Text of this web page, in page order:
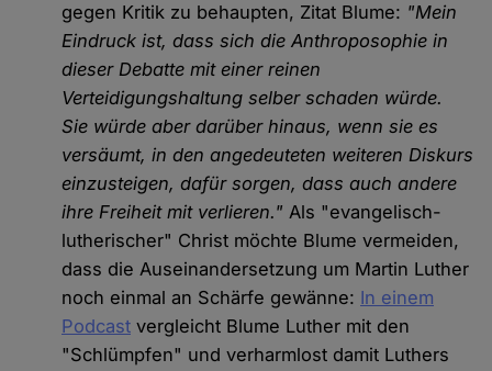
gegen Kritik zu behaupten, Zitat Blume: "Mein
Eindruck ist, dass sich die Anthroposophie in
dieser Debatte mit einer reinen
Verteidigungshaltung selber schaden würde.
Sie würde aber darüber hinaus, wenn sie es
versäumt, in den angedeuteten weiteren Diskurs
einzusteigen, dafür sorgen, dass auch andere
ihre Freiheit mit verlieren." Als "evangelisch-
lutherischer" Christ möchte Blume vermeiden,
dass die Auseinandersetzung um Martin Luther
noch einmal an Schärfe gewänne: In einem
Podcast vergleicht Blume Luther mit den
"Schlümpfen" und verharmlost damit Luthers